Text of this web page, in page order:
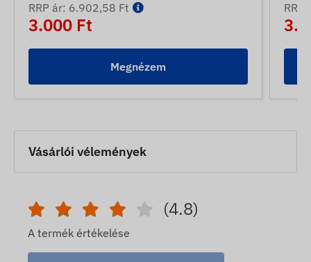
RRP ár: 6.902,58 Ft
3.000 Ft
Megnézem
RRP
Vásárlói vélemények
(4.8)
A termék értékelése